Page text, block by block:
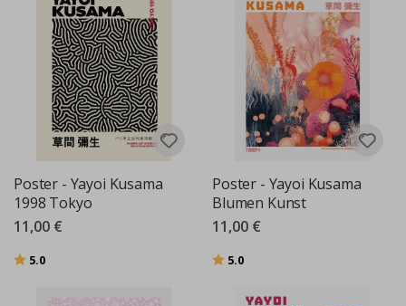
Poster - Yayoi Kusama
1998 Tokyo
11,00 €
Bewertung:
5.0
Poster - Yayoi Kusama
Blumen Kunst
11,00 €
Bewertung:
5.0